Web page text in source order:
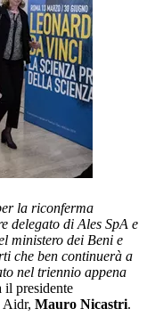
la riconferma
delegato di Ales SpA e
ministero dei Beni e
che ben continuerà a
nel triennio appena
il presidente
Aidr, Mauro Nicastri.